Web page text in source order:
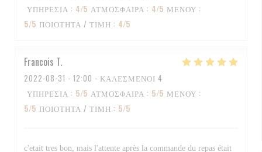
ΥΠΗΡΕΣΊΑ : 4/5 ΑΤΜΌΣΦΑΙΡΑ : 4/5 ΜΕΝΟΎ :
5/5 ΠΟΙΌΤΗΤΑ / ΤΙΜΉ : 4/5
Francois T
2022-08-31 - 12:00 - ΚΑΛΕΣΜΈΝΟΙ 4
ΥΠΗΡΕΣΊΑ : 5/5 ΑΤΜΌΣΦΑΙΡΑ : 5/5 ΜΕΝΟΎ :
5/5 ΠΟΙΌΤΗΤΑ / ΤΙΜΉ : 5/5
c'etait tres bon, mais l'attente après la commande du repas était